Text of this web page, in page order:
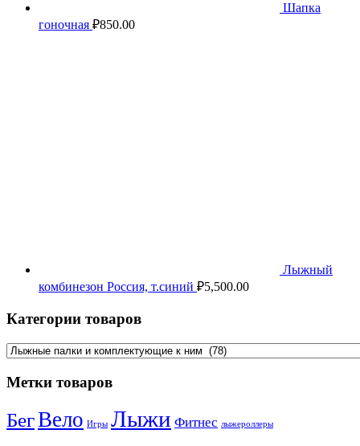
Шапка
гоночная ₽850.00
Лыжный
комбинезон Россия, т.синий ₽5,500.00
Категории товаров
Метки товаров
БегВело Игры Лыжи Фитнес лыжероллеры